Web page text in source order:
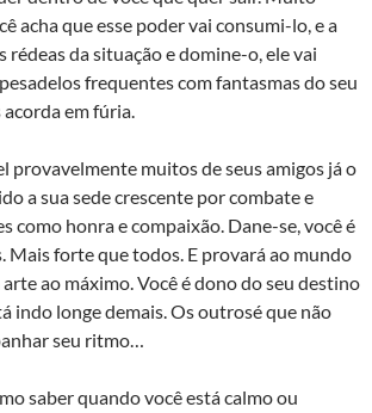
acha que esse poder vai consumi-lo, e a
rédeas da situação e domine-o, ele vai
frequentes com fantasmas do seu
acorda em fúria.
provavelmente muitos de seus amigos já o
a sua sede crescente por combate e
como honra e compaixão. Dane-se, você é
Mais forte que todos. E provará ao mundo
arte ao máximo. Você é dono do seu destino
indo longe demais. Os outrosé que não
seu ritmo…
saber quando você está calmo ou